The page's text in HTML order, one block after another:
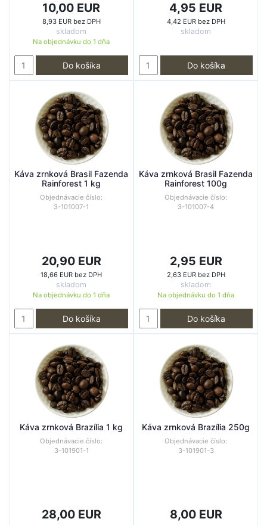
10,00 EUR
8,93 EUR bez DPH
skladom
Na objednávku do 1 dňa
Do košíka
4,95 EUR
4,42 EUR bez DPH
skladom
Do košíka
Káva zrnková Brasil Fazenda
Rainforest 1 kg
Objednávacie číslo:
3-101007-1
20,90 EUR
18,66 EUR bez DPH
skladom
Na objednávku do 1 dňa
Do košíka
Káva zrnková Brasil Fazenda
Rainforest 100g
Objednávacie číslo:
3-101007-4
2,95 EUR
2,63 EUR bez DPH
skladom
Na objednávku do 1 dňa
Do košíka
Káva zrnková Brazília 1 kg
Objednávacie číslo:
3-101901-1
28,00 EUR
Káva zrnková Brazília 250g
Objednávacie číslo:
3-101901-3
8,00 EUR